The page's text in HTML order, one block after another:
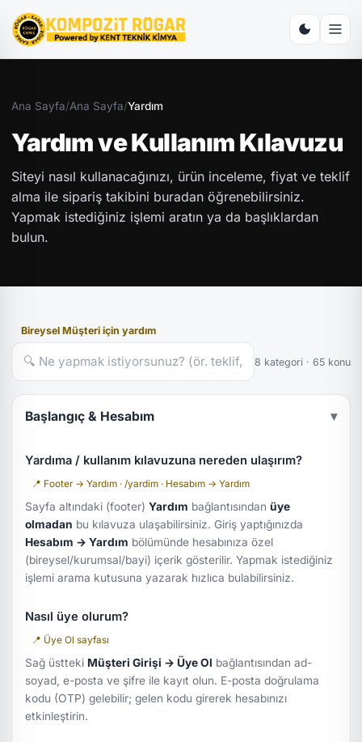
Ana Sayfa/Ana Sayfa/Yardım
Yardım ve Kullanım Kılavuzu
Siteyi nasıl kullanacağınızı, ürün inceleme, fiyat ve teklif
alma ile sipariş takibini buradan öğrenebilirsiniz.
Yapmak istediğiniz işlemi aratın ya da başlıklardan
bulun.
Bireysel Müşteri için yardım
8 kategori · 65 konu
Başlangıç & Hesabım ▾
Yardıma / kullanım kılavuzuna nereden ulaşırım?
📍 Footer → Yardım · /yardim · Hesabım → Yardım
Sayfa altındaki (footer)Yardım bağlantısındanüye
olmadan bu kılavuza ulaşabilirsiniz. Giriş yaptığınızda
Hesabım → Yardım bölümünde hesabınıza özel
(bireysel/kurumsal/bayi) içerik gösterilir. Yapmak istediğiniz
işlemi arama kutusuna yazarak hızlıca bulabilirsiniz.
Nasıl üye olurum?
📍 Üye Ol sayfası
Sağ üstteki Müşteri Girişi → Üye Ol bağlantısından ad-
soyad, e-posta ve şifre ile kayıt olun. E-posta doğrulama
kodu (OTP) gelebilir; gelen kodu girerek hesabınızı
etkinleştirin.